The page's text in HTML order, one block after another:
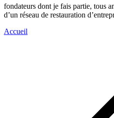
fondateurs dont je fais partie, tous
d’un réseau de restauration
Accueil